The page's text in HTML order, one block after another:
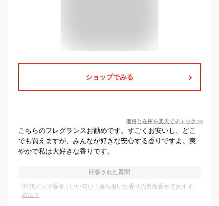
ショップでみる
価格と在庫を楽天でチェック >>
こちらのフレグランスお勧めです。すごくお安いし、どこ
でも買えますが、みんなが好きな安心する香りですよ。爽
やかで私は大好きな香りです。
回答された質問
30代メンズ香水｜いい匂い！落ち着いた香りの男性香水でおすす
めは？